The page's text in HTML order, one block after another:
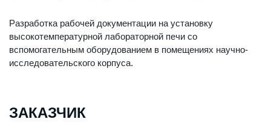
Разработка рабочей документации на установку
высокотемпературной лабораторной печи со
вспомогательным оборудованием в помещениях научно-
исследовательского корпуса.
ЗАКАЗЧИК